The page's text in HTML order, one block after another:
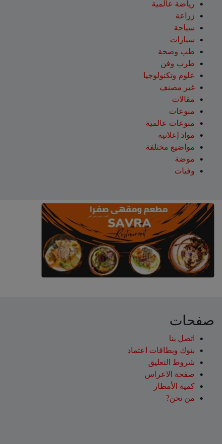
رياضة عالمية
زراعة
سياحة
سيارات
طب وصحة
طرب وفن
علوم وتكنولوجيا
غير مصنف
مقالات
منوعات
منوعات عالمية
مواد إعلانية
مواضيع مختلفة
موضة
وفيات
صفحات
اتصل بنا
بنوك وبطاقات اعتماد
شروط التعليق‎
صفحة الاعراس
كمية الأمطار
من نحن?